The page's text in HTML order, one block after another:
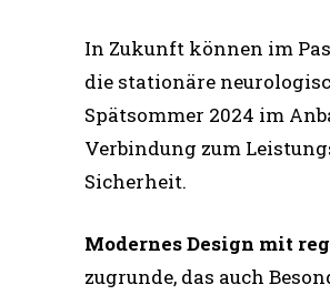
In Zukunft können im
die stationäre
Spätsommer 2024 im
Verbindung zum
Sicherheit.
Modernes Design mit
zugrunde, das auch